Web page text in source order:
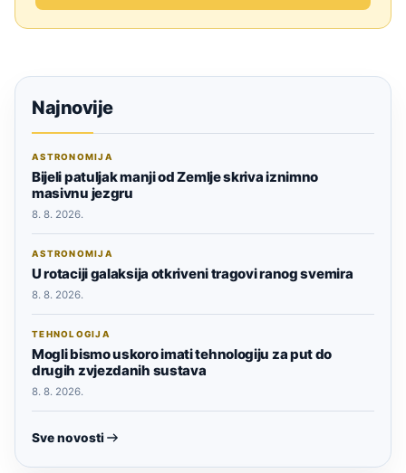
Najnovije
ASTRONOMIJA
Bijeli patuljak manji od Zemlje skriva iznimno
masivnu jezgru
8. 8. 2026.
ASTRONOMIJA
U rotaciji galaksija otkriveni tragovi ranog svemira
8. 8. 2026.
TEHNOLOGIJA
Mogli bismo uskoro imati tehnologiju za put do
drugih zvjezdanih sustava
8. 8. 2026.
Sve novosti